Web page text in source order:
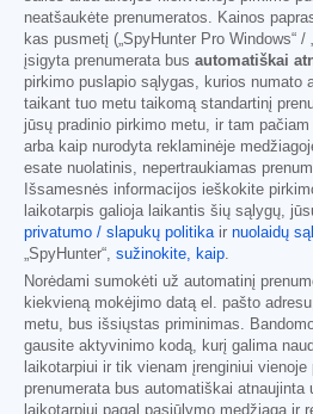
neatšaukėte prenumeratos. Kainos
kas pusmetį („SpyHunter Pro Windows“ /
įsigyta prenumerata bus automatiškai
pirkimo puslapio sąlygas, kurios numato
taikant tuo metu taikomą standartinį
jūsų pradinio pirkimo metu, ir tam
arba kaip nurodyta reklaminėje
esate nuolatinis, nepertraukiamas
Išsamesnės informacijos ieškokite
laikotarpis galioja laikantis šių sąlygų,
privatumo / slapukų politikair nuolaidų
„SpyHunter“, sužinokite, kaip.
Norėdami sumokėti už automatinį
kiekvieną mokėjimo datą el. pašto
metu, bus išsiųstas priminimas.
gausite aktyvinimo kodą, kurį galima
laikotarpiui ir tik vienam įrenginiui
prenumerata bus automatiškai atnaujinta